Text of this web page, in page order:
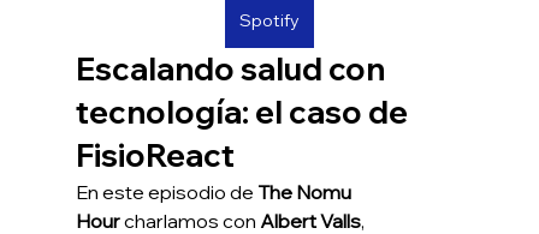
Spotify
Escalando salud con
tecnología: el caso de
FisioReact
En este episodio de The Nomu
Hour charlamos con Albert Valls,